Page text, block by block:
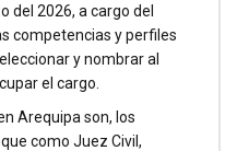
del 2026, a cargo del
competencias y perfiles
y nombrar al
el cargo.
Arequipa son, los
como Juez Civil,